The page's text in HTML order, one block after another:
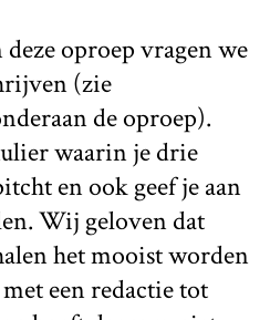
oproep vragen we
(zie
de oproep).
waarin je drie
en ook geef je aan
Wij geloven dat
het mooist worden
een redactie tot